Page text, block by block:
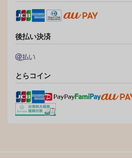
後払い決済
とらコイン